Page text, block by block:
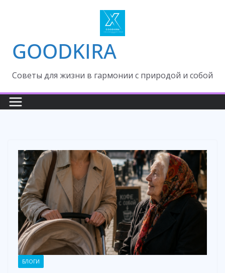
GOODKIRA
Cоветы для жизни в гармонии с природой и собой
БЛОГИ